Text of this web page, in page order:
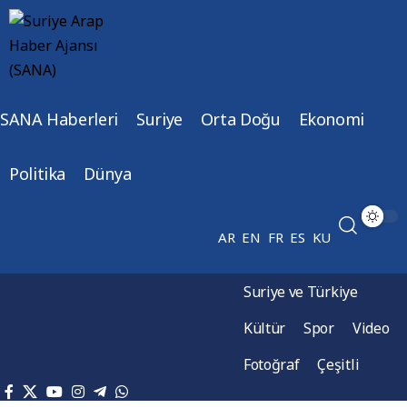
SANA Haberleri Suriye Orta Doğu Ekonomi
Politika Dünya
AR EN FR ES KU
Suriye ve Türkiye
Kültür
Spor
Video
Fotoğraf
Çeşitli